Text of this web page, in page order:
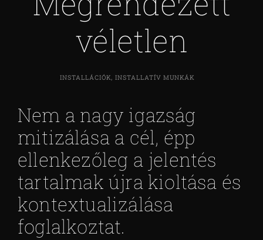
véletlen
INSTALLÁCIÓK, INSTALLATÍV MUNKÁK
Nem a nagy igazság
mitizálása a cél, épp
ellenkezőleg a jelentés
tartalmak újra kioltása és
kontextualizálása
foglalkoztat.